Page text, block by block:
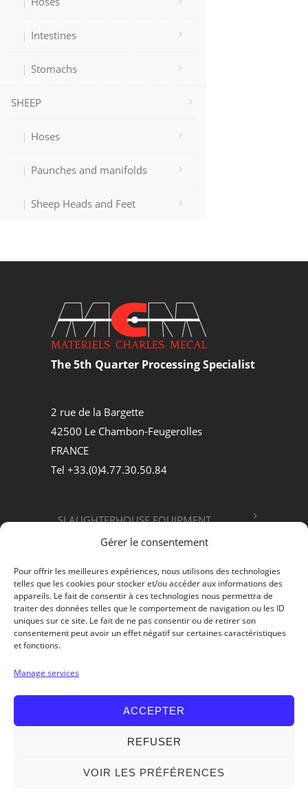
Gérer le consentement
Pour offrir les meilleures expériences, nous utilisons des technologies
telles que les cookies pour stocker et/ou accéder aux informations des
appareils. Le fait de consentir à ces technologies nous permettra de
traiter des données telles que le comportement de navigation ou les ID
uniques sur ce site. Le fait de ne pas consentir ou de retirer son
consentement peut avoir un effet négatif sur certaines caractéristiques
et fonctions.
Manage services
ACCEPTER
REFUSER
VOIR LES PRÉFÉRENCES
Intestines
Stomachs
SHEEP
Hoses
Paunches and manifolds
Sheep Heads and Feet
The 5th Quarter Processing Specialist
2 rue de la Bargette
42500 Le Chambon-Feugerolles
FRANCE
Tel +33.(0)4.77.30.50.84
SLAUGHTERHOUSE EQUIPMENT
ABOUT US
Get in Touch